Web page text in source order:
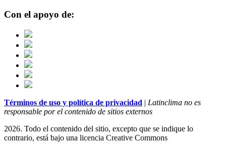
Con el apoyo de:
Términos de uso y política de privacidad | Latinclima no es
responsable por el contenido de sitios externos
2026. Todo el contenido del sitio, excepto que se indique lo
contrario, está bajo una licencia Creative Commons